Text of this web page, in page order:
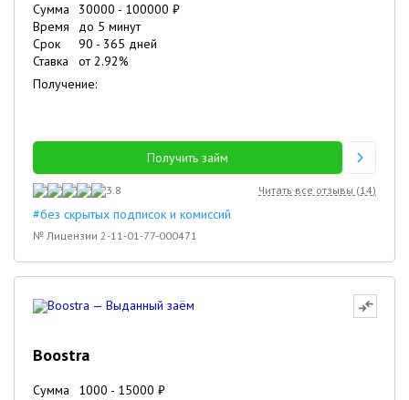
Сумма 30000 - 100000 ₽
Время
до 5 минут
Срок
90 - 365 дней
Ставка
от2.92%
Получение:
Получить займ
3.8 Читать все отзывы (14)
#без скрытых подписок и комиссий
№ Лицензии 2-11-01-77-000471
Boostra
Сумма 1000 - 15000 ₽